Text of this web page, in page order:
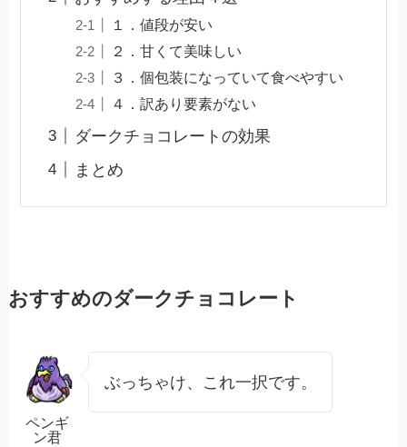
１．値段が安い
２．甘くて美味しい
３．個包装になっていて食べやすい
４．訳あり要素がない
ダークチョコレートの効果
まとめ
おすすめのダークチョコレート
ペンギ
ン君
ぶっちゃけ、これ一択です。